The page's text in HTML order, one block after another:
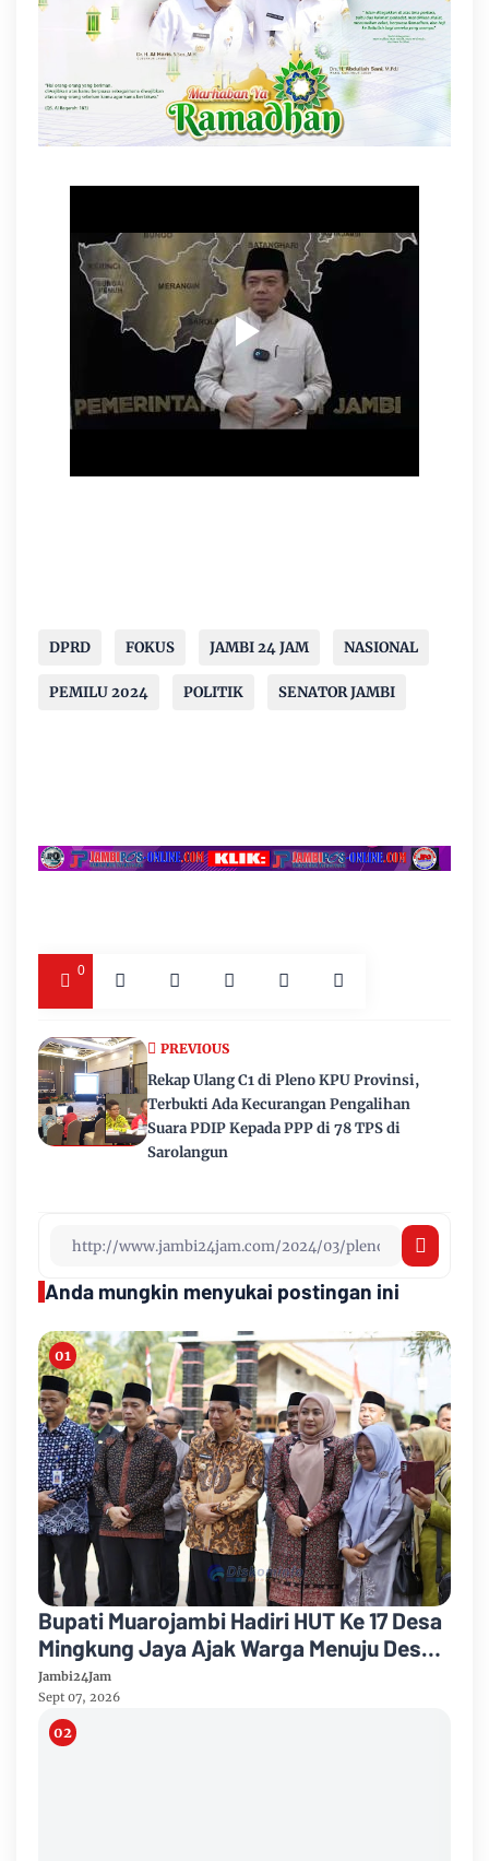
DPRD FOKUS JAMBI 24 JAM NASIONAL
PEMILU 2024 POLITIK SENATOR JAMBI
0
PREVIOUS
Rekap Ulang C1 di Pleno KPU Provinsi,
Terbukti Ada Kecurangan Pengalihan
Suara PDIP Kepada PPP di 78 TPS di
Sarolangun
Anda mungkin menyukai postingan ini
Bupati Muarojambi Hadiri HUT Ke 17 Desa
Mingkung Jaya Ajak Warga Menuju Desa
Mandiri 2026
Jambi24Jam
Sept 07, 2026